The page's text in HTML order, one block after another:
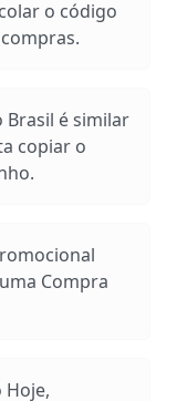
o código
Brasil é similar
copiar o
Compra
Hoje,